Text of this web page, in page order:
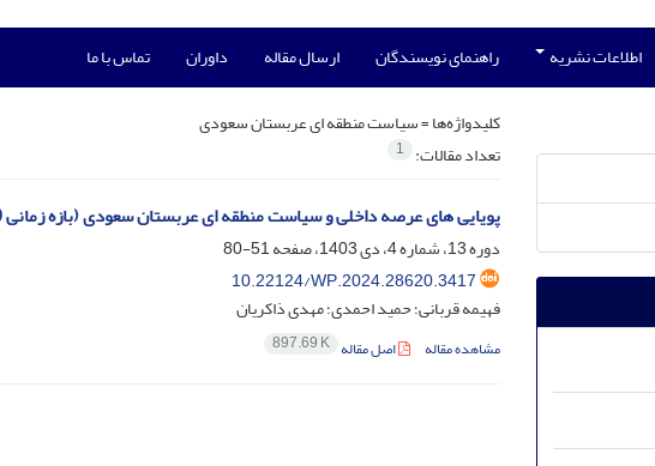
اطلاعات نشریه راهنمای نویسندگان ارسال مقاله داوران تماس با ما
کلیدواژه‌ها =سیاست منطقه ای عربستان سعودی
تعداد مقالات: 1
پویایی های عرصه داخلی و سیاست منطقه ای عربستان سعودی (بازه زمانی 2019-2011)
دوره 13، شماره 4، دی 1403، صفحه
51-80
10.22124/WP.2024.28620.3417
فهیمه قربانی؛ حمید احمدی؛ مهدی ذاکریان
مشاهده مقاله اصل مقاله 897.69 K